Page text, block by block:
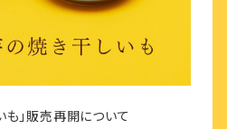
も」販売再開について